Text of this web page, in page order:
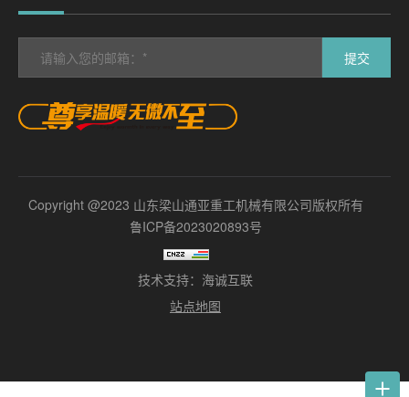
提交
Copyright @2023 山东梁山通亚重工机械有限公司版权所有
鲁ICP备2023020893号
技术支持：海诚互联
站点地图